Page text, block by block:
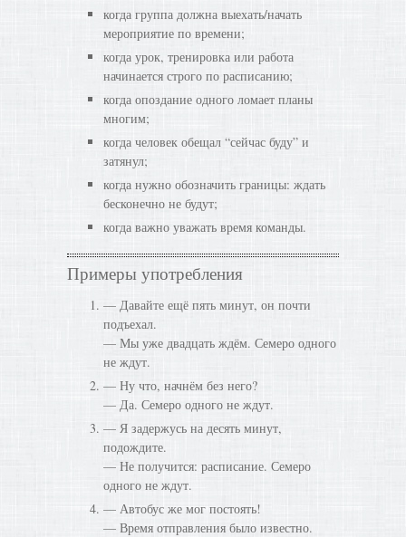
когда группа должна выехать/начать
мероприятие по времени;
когда урок, тренировка или работа
начинается строго по расписанию;
когда опоздание одного ломает планы
многим;
когда человек обещал “сейчас буду” и
затянул;
когда нужно обозначить границы: ждать
бесконечно не будут;
когда важно уважать время команды.
Примеры употребления
— Давайте ещё пять минут, он почти
подъехал.
— Мы уже двадцать ждём. Семеро одного
не ждут.
— Ну что, начнём без него?
— Да. Семеро одного не ждут.
— Я задержусь на десять минут,
подождите.
— Не получится: расписание. Семеро
одного не ждут.
— Автобус же мог постоять!
— Время отправления было известно.